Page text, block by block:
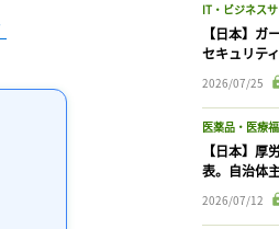
IT・ビジネス
【日本】
セキュリテ
2026/07/25
医薬品・医療
【日本】
表。自治体
2026/07/12